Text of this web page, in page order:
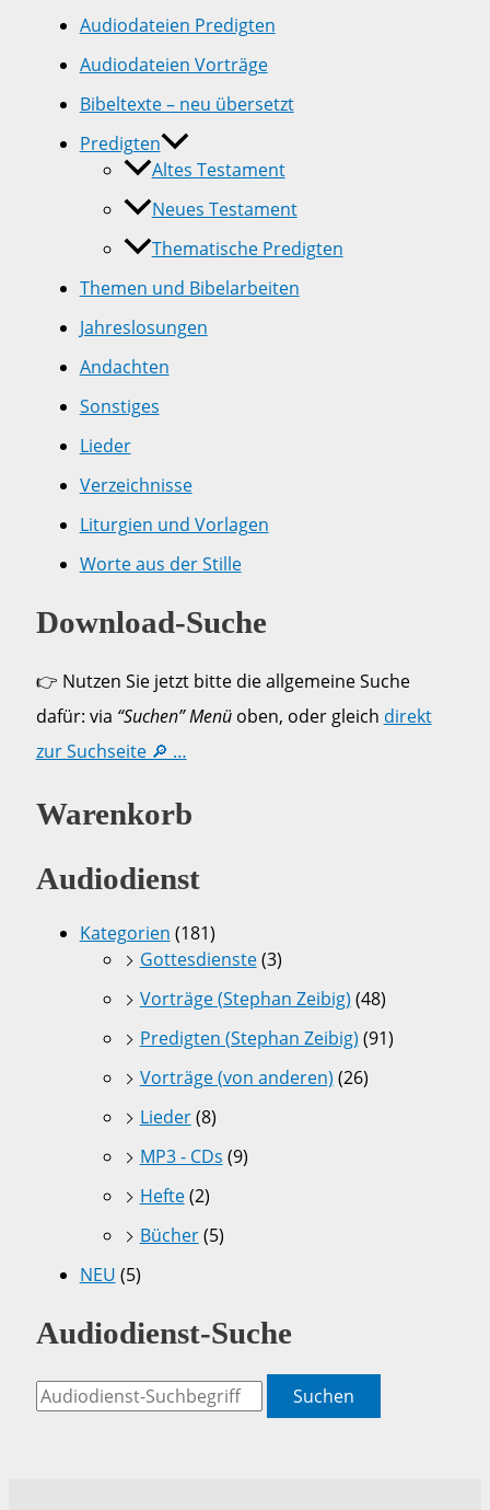
Audiodateien Predigten
Audiodateien Vorträge
Bibeltexte – neu übersetzt
Predigten
Altes Testament
Neues Testament
Thematische Predigten
Themen und Bibelarbeiten
Jahreslosungen
Andachten
Sonstiges
Lieder
Verzeichnisse
Liturgien und Vorlagen
Worte aus der Stille
Download-Suche
👉 Nutzen Sie jetzt bitte die allgemeine Suche
dafür: via “Suchen” Menüoben, oder gleich direkt
zur Suchseite 🔎 …
Warenkorb
Audiodienst
Kategorien (181)
Gottesdienste(3)
Vorträge (Stephan Zeibig) (48)
Predigten (Stephan Zeibig) (91)
Vorträge (von anderen) (26)
Lieder(8)
MP3 - CDs (9)
Hefte(2)
Bücher(5)
NEU (5)
Audiodienst-Suche
Suchen